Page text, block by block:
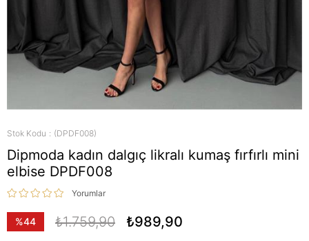
Stok Kodu (DPDF008)
Dipmoda kadın dalgıç likralı kumaş fırfırlı mini
elbise DPDF008
Yorumlar
%44
₺1.759,90 ₺989,90